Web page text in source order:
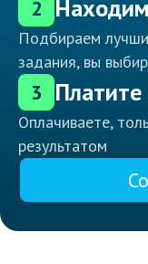
2
Подбираем
задания, вы
3 Платите
Оплачиваете,
результатом